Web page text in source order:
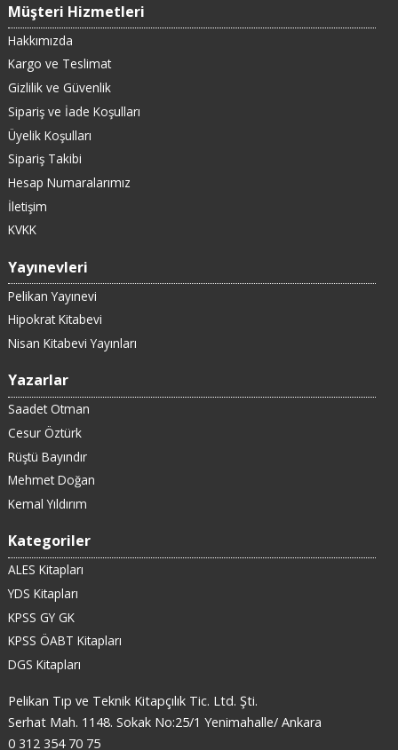
Müşteri Hizmetleri
Hakkımızda
Kargo ve Teslimat
Gizlilik ve Güvenlik
Sipariş ve İade Koşulları
Üyelik Koşulları
Sipariş Takibi
Hesap Numaralarımız
İletişim
KVKK
Yayınevleri
Pelikan Yayınevi
Hipokrat Kitabevi
Nisan Kitabevi Yayınları
Yazarlar
Saadet Otman
Cesur Öztürk
Rüştü Bayındır
Mehmet Doğan
Kemal Yıldırım
Kategoriler
ALES Kitapları
YDS Kitapları
KPSS GY GK
KPSS ÖABT Kitapları
DGS Kitapları
Pelikan Tıp ve Teknik Kitapçılık Tic. Ltd. Şti.
Serhat Mah. 1148. Sokak No:25/1 Yenimahalle/ Ankara
0 312 354 70 75